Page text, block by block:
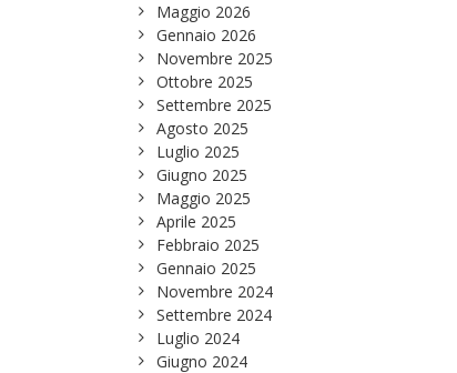
Maggio 2026
Gennaio 2026
Novembre 2025
Ottobre 2025
Settembre 2025
Agosto 2025
Luglio 2025
Giugno 2025
Maggio 2025
Aprile 2025
Febbraio 2025
Gennaio 2025
Novembre 2024
Settembre 2024
Luglio 2024
Giugno 2024